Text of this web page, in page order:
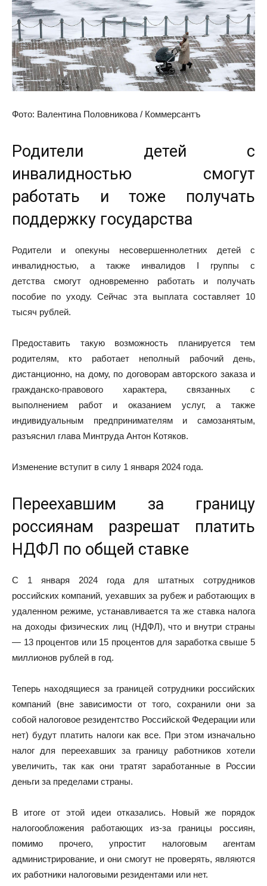
Фото: Валентина Половникова / Коммерсантъ
Родители детей с
инвалидностью смогут
работать и тоже получать
поддержку государства
Родители и опекуны несовершеннолетних детей с
инвалидностью, а также инвалидов I группы с
детства смогут одновременно работать и получать
пособие по уходу. Сейчас эта выплата составляет 10
тысяч рублей.
Предоставить такую возможность планируется тем
родителям, кто работает неполный рабочий день,
дистанционно, на дому, по договорам авторского заказа и
гражданско-правового характера, связанных с
выполнением работ и оказанием услуг, а также
индивидуальным предпринимателям и самозанятым,
разъяснил глава Минтруда Антон Котяков.
Изменение вступит в силу 1 января 2024 года.
Переехавшим за границу
россиянам разрешат платить
НДФЛ по общей ставке
С 1 января 2024 года для штатных сотрудников
российских компаний, уехавших за рубеж и работающих в
удаленном режиме, устанавливается та же ставка налога
на доходы физических лиц (НДФЛ), что и внутри страны
— 13 процентов или 15 процентов для заработка свыше 5
миллионов рублей в год.
Теперь находящиеся за границей сотрудники российских
компаний (вне зависимости от того, сохранили они за
собой налоговое резидентство Российской Федерации или
нет) будут платить налоги как все. При этом изначально
налог для переехавших за границу работников хотели
увеличить, так как они тратят заработанные в России
деньги за пределами страны.
В итоге от этой идеи отказались. Новый же порядок
налогообложения работающих из-за границы россиян,
помимо прочего, упростит налоговым агентам
администрирование, и они смогут не проверять, являются
их работники налоговыми резидентами или нет.